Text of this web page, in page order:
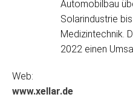
Automobilbau
Solarindustrie
Medizintechnik.
2022 einen
Web:
www.xellar.de